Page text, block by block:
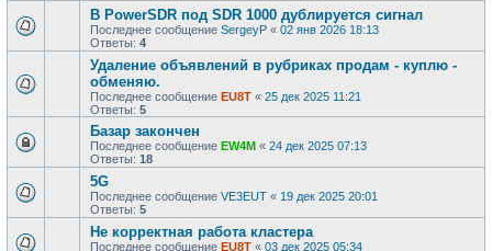
В PowerSDR под SDR 1000 дублируется сигнал
Последнее сообщение SergeyP « 02 янв 2026 18:13
Ответы: 4
Удаление объявлений в рубриках продам - куплю -
обменяю.
Последнее сообщение EU8T « 25 дек 2025 11:21
Ответы: 5
Базар закончен
Последнее сообщение EW4M « 24 дек 2025 07:13
Ответы: 18
5G
Последнее сообщение VE3EUT « 19 дек 2025 20:01
Ответы: 5
Не корректная работа кластера
Последнее сообщение EU8T « 03 дек 2025 05:34